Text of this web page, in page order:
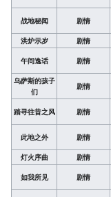
战地秘闻 剧情
洪炉示岁
剧情
午间逸话 剧情
乌萨斯的孩子
们
剧情
踏寻往昔之风 剧情
此地之外 剧情
灯火序曲
剧情
如我所见 剧情